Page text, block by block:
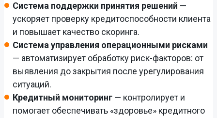
Система поддержки принятия решений —
ускоряет проверку кредитоспособности клиента
и повышает качество скоринга.
Система управления операционными рисками
— автоматизирует обработку риск-факторов: от
выявления до закрытия после урегулирования
ситуаций.
Кредитный мониторинг — контролирует и
помогает обеспечивать «здоровье» кредитного